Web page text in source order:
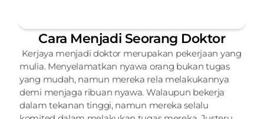
Cara Menjadi Seorang Doktor
mulia. Menyelamatkan nyawa orang bukan tugas
yang mudah, namun mereka rela melakukannya
demi menjaga ribuan nyawa. Walaupun bekerja
dalam tekanan tinggi, namun mereka selalu